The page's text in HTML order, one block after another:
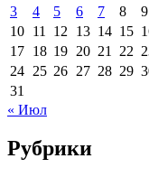
3
4 5 6 7 8
9
10 11 12 13 14 15
17 18 19 20 21 22
24 25 26 27 28 29
31
« Июл
Рубрики